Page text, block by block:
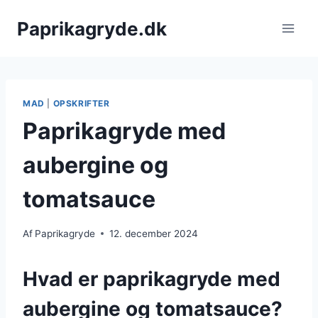
Paprikagryde.dk
MAD OPSKRIFTER
Paprikagryde med
aubergine og
tomatsauce
Af Paprikagryde 12. december 2024
Hvad er paprikagryde med
aubergine og tomatsauce?